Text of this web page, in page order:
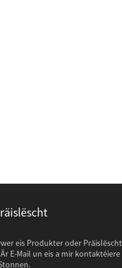
eis Produkter oder
E-Mail un eis a mir kontaktéiere
op eise Com ...
Dausende vu Meilen gereest fir
Fotoen vun der Zesummenhang